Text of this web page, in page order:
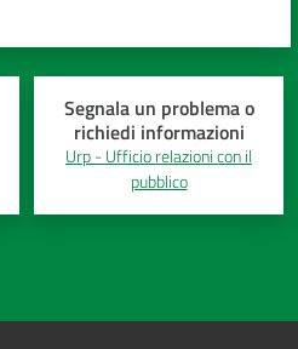
Segnala un problema o
richiedi informazioni
Urp - Ufficio relazioni con il
pubblico